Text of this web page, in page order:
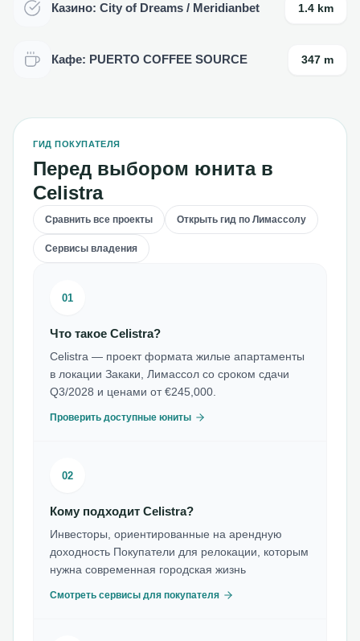
Казино: City of Dreams / Meridianbet 1.4 km
Кафе: PUERTO COFFEE SOURCE 347 m
ГИД ПОКУПАТЕЛЯ
Перед выбором юнита в
Celistra
Сравнить все проекты Открыть гид по Лимассолу
Сервисы владения
01
Что такое Celistra?
Celistra — проект формата жилые апартаменты
в локации Закаки, Лимассол со сроком сдачи
Q3/2028 и ценами от €245,000.
Проверить доступные юниты
02
Кому подходит Celistra?
Инвесторы, ориентированные на арендную
доходность Покупатели для релокации, которым
нужна современная городская жизнь
Смотреть сервисы для покупателя